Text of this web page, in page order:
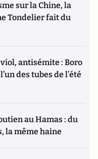
sur la Chine, la
Tondelier fait du
antisémite : Boro
des tubes de l’été
au Hamas : du
la même haine